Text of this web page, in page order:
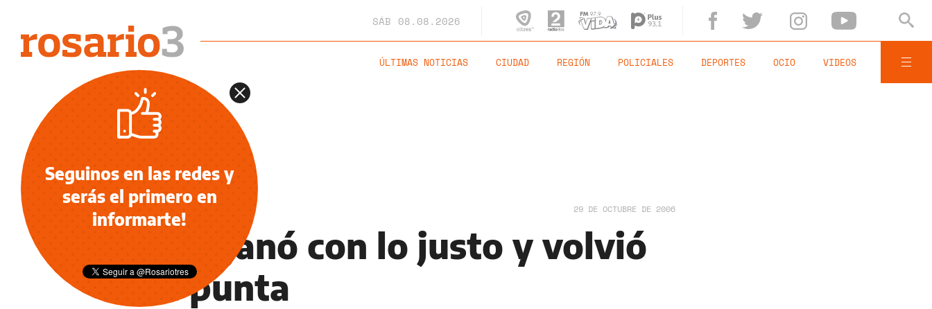
SÁB 08.08.2026
ÚLTIMAS NOTICIAS CIUDAD REGIÓN POLICIALES DEPORTES OCIO VIDEOS
NOTICIAS 29 DE OCTUBRE DE 2006
Boca ganó con lo justo y volvió
a la punta
Seguinos en las redes y
serás el primero en
informarte!